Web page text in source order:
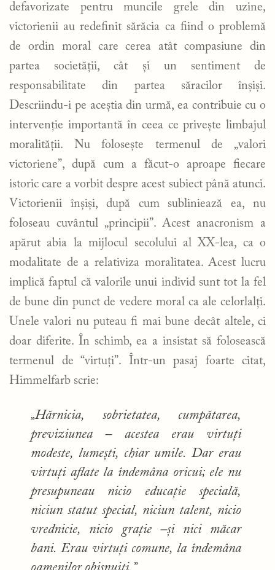
defavorizate pentru muncile grele din uzine,
victorienii au redefinit sărăcia ca fiind o problemă
de ordin moral care cerea atât compasiune din
partea societății, cât și un sentiment de
responsabilitate din partea săracilor înșiși.
Descriindu-i pe aceștia din urmă, ea contribuie cu o
intervenție importantă în ceea ce privește limbajul
moralității. Nu folosește termenul de „valori
victoriene”, după cum a făcut-o aproape fiecare
istoric care a vorbit despre acest subiect până atunci.
Victorienii înșiși, după cum subliniează ea, nu
foloseau cuvântul „principii”. Acest anacronism a
apărut abia la mijlocul secolului al XX-lea, ca o
modalitate de a relativiza moralitatea. Acest lucru
implică faptul că valorile unui individ sunt tot la fel
de bune din punct de vedere moral ca ale celorlalți.
Unele valori nu puteau fi mai bune decât altele, ci
doar diferite. În schimb, ea a insistat să folosească
termenul de “virtuți”. Într-un pasaj foarte citat,
Himmelfarb scrie:
„Hărnicia, sobrietatea, cumpătarea,
previziunea – acestea erau virtuți
modeste, lumești, chiar umile. Dar erau
virtuți aflate la îndemâna oricui; ele nu
presupuneau nicio educație specială,
niciun statut special, niciun talent, nicio
vrednicie, nicio grație –și nici măcar
bani. Erau virtuți comune, la îndemâna